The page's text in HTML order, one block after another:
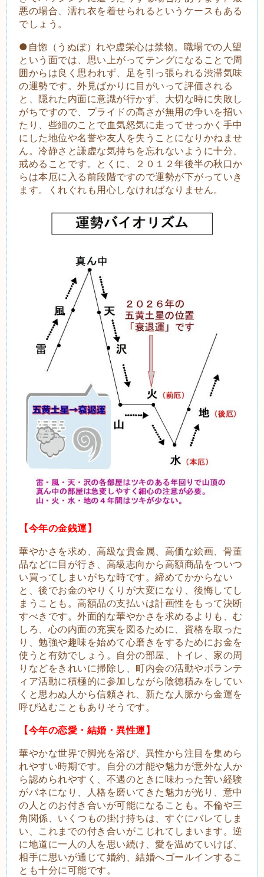
悪の場合、濡れ衣を着せられるというケースもある
でしょう。
●自惚（うぬぼ）れや虚栄心は禁物。職場での人望
という面では、思い上がってテングになることで周
囲からは良く思われず、足を引っ張られる渋滞気味
の運勢です。外見ばかりに目がいって評価される
と、隠れた内面に意識が行かず、大切な時に失敗し
がちですので、プライドの高さが無用の争いを招い
たり、些細のことで血気怒気に走ってせっかく手中
にした地位や名誉や友人を失うことになりかねませ
ん。冷静さと謙虚な気持ちを忘れないように十分、
戒めることです。とくに、２０１２年後半の秋口か
らは本厄に入る前段階ですので運勢が下がっていき
ます。くれぐれも用心しなければなりません。
【今年の金銭運】
華やかさを求め、高級な貴金属、高価な絵画、骨董
品などに目が行き、高級志向から高額商品をついつ
い買ってしまいがちな時です。締めてかからない
と、後でお金のやりくりが大変になり、後悔してし
まうことも。高額品の支払いは計画性をもって決断
すべきです。外面的な華やかさを求めるよりも、む
しろ、心の内面の充実を図るために、資格を取った
り、勉強や趣味を始めて心磨きをするためにお金を
使うと有効でしょう。自分の部屋、トイレ、家の周
りなどをきれいに掃除し、町内会の活動やボランテ
ィア活動に積極的に参加しながら陰徳積みをしてい
くと思わぬ人から信頼され、新たな人脈から金運を
呼び込むこともありそうです。
【今年の恋愛・結婚・異性運】
華やかな世界で脚光を浴び、異性から注目を集めら
れやすい時期です。自分の才能や魅力が意外な人か
ら認められやすく、不遇のときに味わった苦い経験
がバネになり、人格を磨いてきた魅力が光り、意中
の人とのお付き合いが可能になることも。不倫や三
角関係、いくつもの掛け持ちは、すぐにバレてしま
い、これまでの付き合いがこじれてしまいます。逆
に地道に一人の人を思い続け、愛を温めていけば、
相手に思いが通じて婚約、結婚へゴールインするこ
とも十分に可能です。